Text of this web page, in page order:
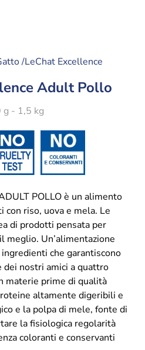
/LeChat Excellence
Adult Pollo
g - 1,5 kg
POLLO è un alimento
riso, uova e mela. Le
di prodotti pensata per
Un’alimentazione
che garantiscono
nostri amici a quattro
materie prime di qualità
altamente digeribili e
e la polpa di mele, fonte di
la fisiologica regolarità
coloranti e conservanti